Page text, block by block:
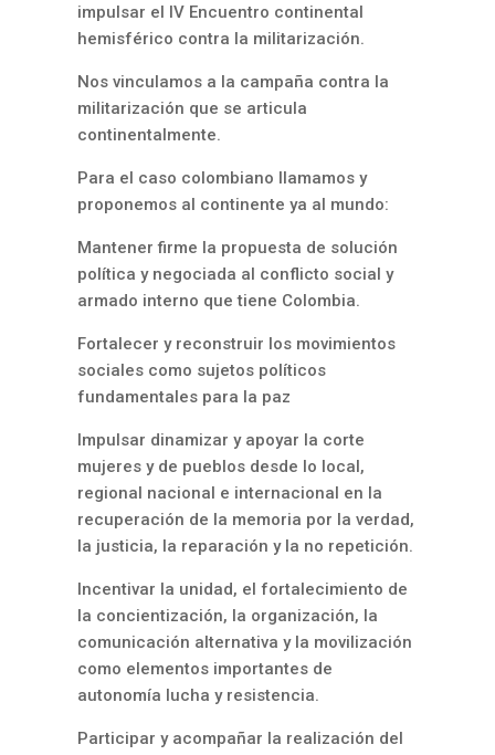
impulsar el IV Encuentro continental
hemisférico contra la militarización.
Nos vinculamos a la campaña contra la
militarización que se articula
continentalmente.
Para el caso colombiano llamamos y
proponemos al continente ya al mundo:
Mantener firme la propuesta de solución
política y negociada al conflicto social y
armado interno que tiene Colombia.
Fortalecer y reconstruir los movimientos
sociales como sujetos políticos
fundamentales para la paz
Impulsar dinamizar y apoyar la corte
mujeres y de pueblos desde lo local,
regional nacional e internacional en la
recuperación de la memoria por la verdad,
la justicia, la reparación y la no repetición.
Incentivar la unidad, el fortalecimiento de
la concientización, la organización, la
comunicación alternativa y la movilización
como elementos importantes de
autonomía lucha y resistencia.
Participar y acompañar la realización del